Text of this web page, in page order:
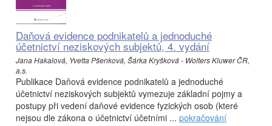
Daňová evidence podnikatelů a jednoduché
účetnictví neziskových subjektů, 4. vydání
Jana Hakalová, Yvetta Pšenková, Šárka Kryšková - Wolters Kluwer ČR,
a.s.
Publikace Daňová evidence podnikatelů a jednoduché
účetnictví neziskových subjektů vymezuje základní pojmy a
postupy při vedení daňové evidence fyzických osob (které
nejsou dle zákona o účetnictví účetními ... pokračování